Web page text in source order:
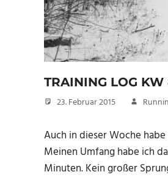
TRAINING LOG KW
23. Februar 2015
Auch in dieser Woche
Meinen Umfang habe ich
Minuten. Kein großer